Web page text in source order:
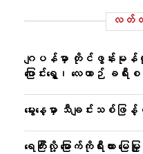
လတ်တ‌
ဂျပန်မှာ တိုင်ဖွန်းမုန်တို
ပြောင်းရွှေ့၊ လေယာဉ် ခရီ
မွေးနေ့မှာ သီချင်းသစ်ဖ
ရေကြီးလို့ မြောက်ကိုရီးယား မြ